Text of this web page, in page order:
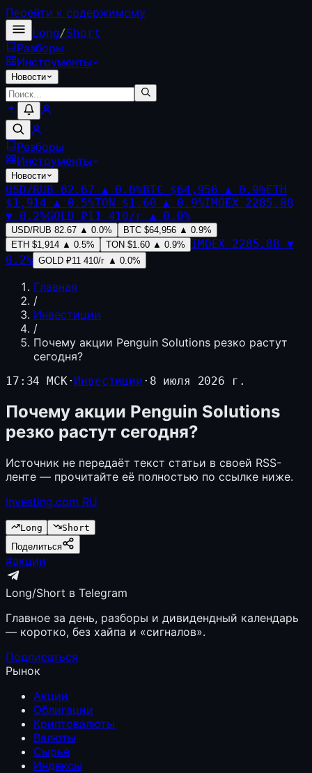
Перейти к содержимому
Long/Short
Разборы
Инструменты
Новости
Разборы
Инструменты
Новости
USD/RUB 82.67 ▲ 0.0%BTC $64,956 ▲ 0.9%ETH
$1,914 ▲ 0.5%TON $1.60 ▲ 0.9%IMOEX 2285.88
▼ 0.2%GOLD ₽11 410/г ▲ 0.0%
USD/RUB 82.67 ▲ 0.0% BTC $64,956 ▲ 0.9%
ETH $1,914 ▲ 0.5% TON $1.60 ▲ 0.9% IMOEX 2285.88 ▼
0.2% GOLD ₽11 410/г ▲ 0.0%
Главная
/
Инвестиции
/
Почему акции Penguin Solutions резко растут
сегодня?
17:34 МСК· Инвестиции · 8 июля 2026 г.
Почему акции Penguin Solutions
резко растут сегодня?
Источник не передаёт текст статьи в своей RSS-
ленте — прочитайте её полностью по ссылке ниже.
Investing.com RU
Long
Short
Поделиться
#акции
Long/Short в Telegram
Главное за день, разборы и дивидендный календарь
— коротко, без хайпа и «сигналов».
Подписаться
Рынок
Акции
Облигации
Криптовалюты
Валюты
Сырьё
Индексы